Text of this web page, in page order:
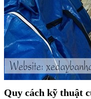
Quy cách kỹ thuật